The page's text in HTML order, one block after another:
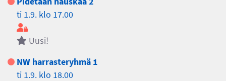
ti 1.9. klo 17.00
Uusi!
NW harrasteryhmä 1
ti 1.9. klo 18.00